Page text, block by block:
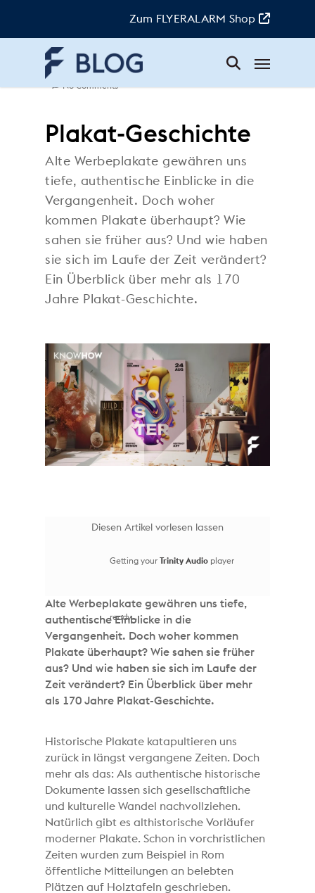
Zum FLYERALARM Shop
Joel | 14. Dezember 2021 Know-how
|
No Comments
Plakat-Geschichte
Alte Werbeplakate gewähren uns
tiefe, authentische Einblicke in die
Vergangenheit. Doch woher
kommen Plakate überhaupt? Wie
sahen sie früher aus? Und wie haben
sie sich im Laufe der Zeit verändert?
Ein Überblick über mehr als 170
Jahre Plakat-Geschichte.
Diesen Artikel vorlesen lassen
Getting your Trinity Audio player
ready...
Alte Werbeplakate gewähren uns tiefe,
authentische Einblicke in die
Vergangenheit. Doch woher kommen
Plakate überhaupt? Wie sahen sie früher
aus? Und wie haben sie sich im Laufe der
Zeit verändert? Ein Überblick über mehr
als 170 Jahre Plakat-Geschichte.
Historische Plakate katapultieren uns
zurück in längst vergangene Zeiten. Doch
mehr als das: Als authentische historische
Dokumente lassen sich gesellschaftliche
und kulturelle Wandel nachvollziehen.
Natürlich gibt es althistorische Vorläufer
moderner Plakate. Schon in vorchristlichen
Zeiten wurden zum Beispiel in Rom
öffentliche Mitteilungen an belebten
Plätzen auf Holztafeln geschrieben.